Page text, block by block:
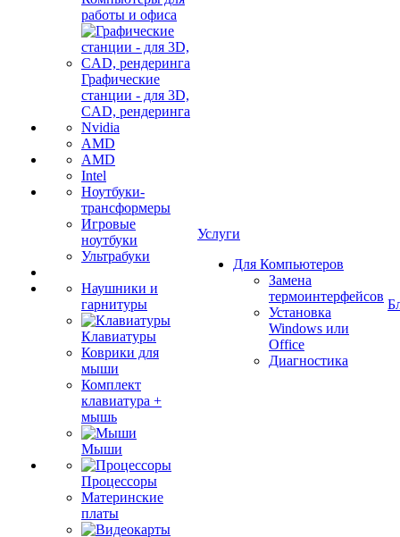
работы и офиса
Графические
станции - для 3D,
CAD, рендеринга
Nvidia
AMD
AMD
Intel
Ноутбуки-
трансформеры
Игровые
ноутбуки
Ультрабуки
Наушники и
гарнитуры
Клавиатуры
Коврики для
мыши
Комплект
клавиатура +
мышь
Мыши
Процессоры
Материнские
платы
Услуги
Для Компьютеров
Замена
термоинтерфейсов
Установка
Windows или
Office
Диагностика